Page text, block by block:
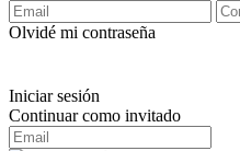
Olvidé mi contraseña
Iniciar sesión
Continuar como invitado